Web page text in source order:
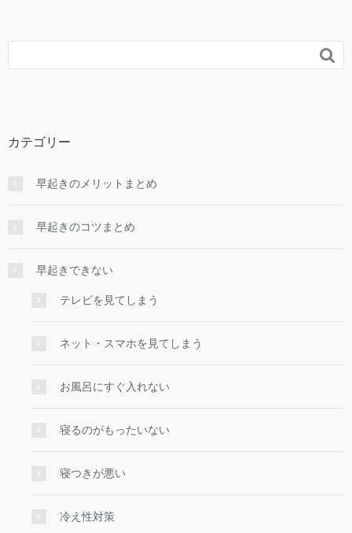

カテゴリー
早起きのメリットまとめ
早起きのコツまとめ
早起きできない
テレビを見てしまう
ネット・スマホを見てしまう
お風呂にすぐ入れない
寝るのがもったいない
寝つきが悪い
冷え性対策